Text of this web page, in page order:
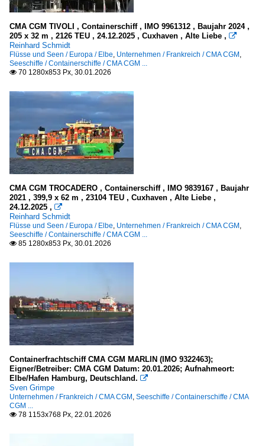
CMA CGM TIVOLI , Containerschiff , IMO 9961312 , Baujahr 2024 ,
205 x 32 m , 2126 TEU , 24.12.2025 , Cuxhaven , Alte Liebe , 
Reinhard Schmidt
Flüsse und Seen / Europa / Elbe, Unternehmen / Frankreich / CMA CGM ,
Seeschiffe / Containerschiffe / CMA CGM ...
 70 1280x853 Px, 30.01.2026
CMA CGM TROCADERO , Containerschiff , IMO 9839167 , Baujahr
2021 , 399,9 x 62 m , 23104 TEU , Cuxhaven , Alte Liebe ,
24.12.2025 , 
Reinhard Schmidt
Flüsse und Seen / Europa / Elbe, Unternehmen / Frankreich / CMA CGM ,
Seeschiffe / Containerschiffe / CMA CGM ...
 85 1280x853 Px, 30.01.2026
Containerfrachtschiff CMA CGM MARLIN (IMO 9322463);
Eigner/Betreiber: CMA CGM Datum: 20.01.2026; Aufnahmeort:
Elbe/Hafen Hamburg, Deutschland. 
Sven Grimpe
Unternehmen / Frankreich / CMA CGM , Seeschiffe / Containerschiffe / CMA
CGM ...
 78 1153x768 Px, 22.01.2026